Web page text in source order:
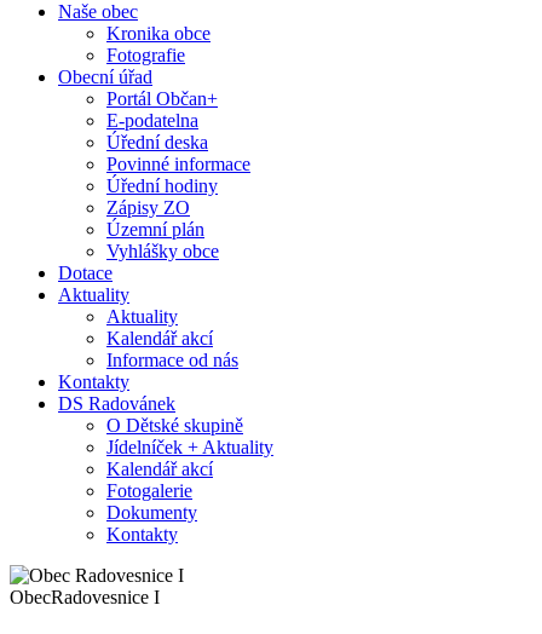
Naše obec
Kronika obce
Fotografie
Obecní úřad
Portál Občan+
E-podatelna
Úřední deska
Povinné informace
Úřední hodiny
Zápisy ZO
Územní plán
Vyhlášky obce
Dotace
Aktuality
Aktuality
Kalendář akcí
Informace od nás
Kontakty
DS Radovánek
O Dětské skupině
Jídelníček + Aktuality
Kalendář akcí
Fotogalerie
Dokumenty
Kontakty
ObecRadovesnice I